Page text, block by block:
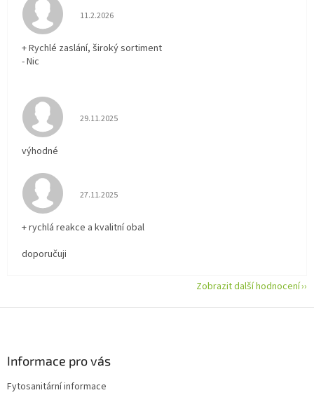
Hodnocení obchodu je 5 z 5 hvězdiček.
11.2.2026
+ Rychlé zaslání, široký sortiment
- Nic
Hodnocení obchodu je 5 z 5 hvězdiček.
29.11.2025
výhodné
Hodnocení obchodu je 5 z 5 hvězdiček.
27.11.2025
+ rychlá reakce a kvalitní obal
doporučuji
Zobrazit další hodnocení
Informace pro vás
Fytosanitární informace